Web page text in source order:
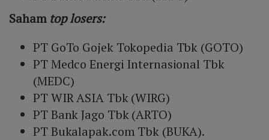
Sahamtop losers:
PT GoTo Gojek Tokopedia Tbk (GOTO)
PT Medco Energi Internasional Tbk
(MEDC)
PT WIR ASIA Tbk (WIRG)
PT Bank Jago Tbk (ARTO)
PT Bukalapak.com Tbk (BUKA).